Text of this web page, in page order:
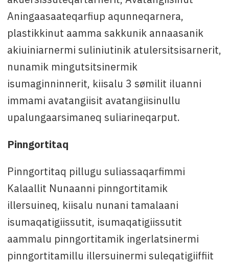
Aningaasaateqarfiup aqunneqarnera,
plastikkinut aamma sakkunik annaasanik
akiuiniarnermi suliniutinik atulersitsisarnerit,
nunamik mingutsitsinermik
isumaginninnerit, kiisalu 3 sømilit iluanni
immami avatangiisit avatangiisinullu
upalungaarsimaneq suliarineqarput.
Pinngortitaq
Pinngortitaq pillugu suliassaqarfimmi
Kalaallit Nunaanni pinngortitamik
illersuineq, kiisalu nunani tamalaani
isumaqatigiissutit, isumaqatigiissutit
aammalu pinngortitamik ingerlatsinermi
pinngortitamillu illersuinermi suleqatigiiffiit